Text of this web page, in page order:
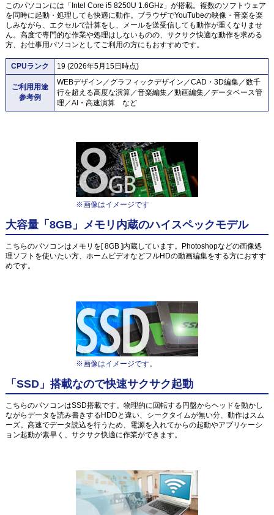
このパソコンには「Intel Core i5 8250U 1.6GHz」が搭載。複数のソフトウェア
を同時に起動・処理しても快適に動作。ブラウザでYouTubeの映像・音楽を楽
しみながら、エクセルで計算をし、メールを送受信しても動作が重くなりませ
ん。高度で専門的な作業や処理はしないものの、サクサク快適な動作を求める
方、お仕事用パソコンとしてご利用の方にもおすすめです。
CPUランク 19 (2026年5月15日時点)
ご利用用途
参考例
WEBデザイン／グラフィックデザイン／CAD・3D編集／数千
行を超える高度な演算／音楽編集／動画編集／データベース管
理／AI・高速演算 など
※画像はイメージです
大容量「8GB」メモリ内蔵のハイスペックモデル
こちらのパソコンはメモリを[ 8GB ]内蔵しています。Photoshopなどの画像処
理ソフトを使いたい方、ホームビデオなどフルHDの動画編集をする方におすす
めです。
※画像はイメージです。
「SSD」搭載なので快速サクサク起動
こちらのパソコンはSSD搭載です。物理的に回転する円盤からヘッドを動かし
ながらデータを読み書きするHDDと違い、シークタイムが無い分、動作はスム
ーズ。高速でデータ読込を行うため、電源を入れてからの起動やアプリケーシ
ョン起動が素早く、サクサク快適に作業ができます。